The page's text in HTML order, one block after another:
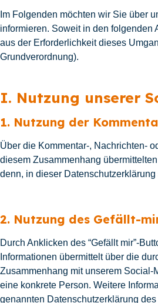
Im Folgenden möchten wir Sie über
informieren. Soweit in den folgenden
aus der Erforderlichkeit dieses
Grundverordnung).
I. Nutzung unserer
1. Nutzung der
Über die Kommentar-, Nachrichten-
diesem Zusammenhang
denn, in dieser
2. Nutzung des Gefällt-
Durch Anklicken des “Gefällt mir”-
Informationen übermittelt über die
Zusammenhang mit unserem Social-
eine konkrete Person. Weitere
genannten Datenschutzerklärung